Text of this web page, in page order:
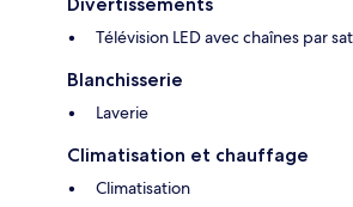
Télévision LED avec chaînes par
Blanchisserie
Laverie
Climatisation et chauffage
Climatisation